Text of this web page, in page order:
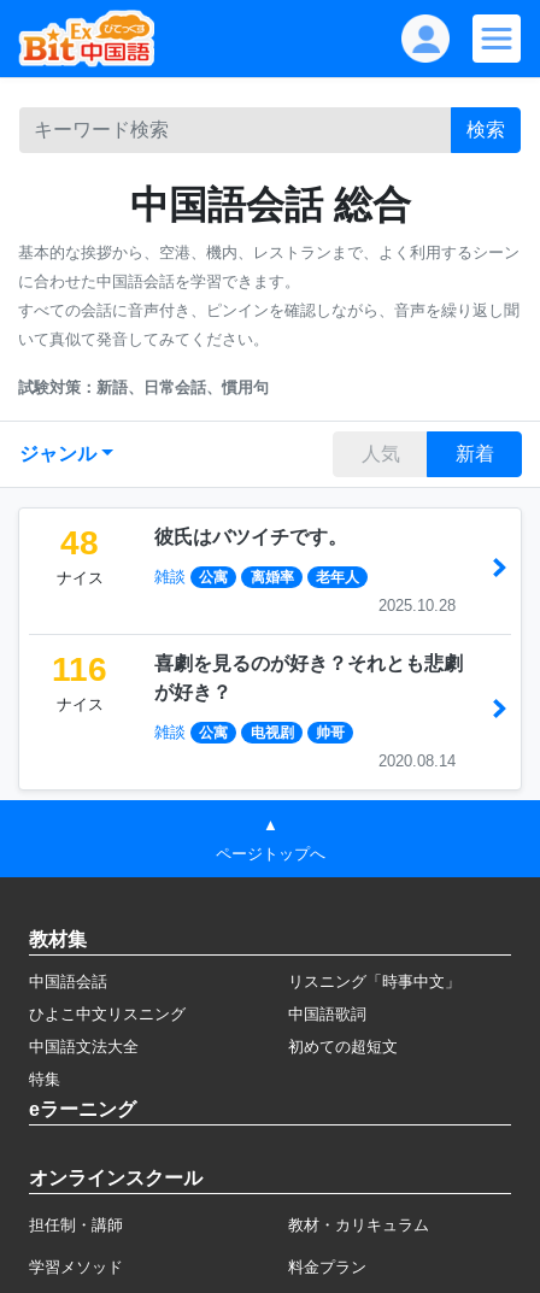
検索
中国語会話 総合
基本的な挨拶から、空港、機内、レストランまで、よく利用するシーン
に合わせた中国語会話を学習できます。
すべての会話に音声付き、ピンインを確認しながら、音声を繰り返し聞
いて真似て発音してみてください。
試験対策：新語、日常会話、慣用句
ジャンル 人気 新着
48
ナイス
彼氏はバツイチです。
雑談 公寓 离婚率 老年人
2025.10.28
116
ナイス
喜劇を見るのが好き？それとも悲劇
が好き？
雑談 公寓 电视剧 帅哥
2020.08.14
▲
ページトップへ
教材集
中国語会話
リスニング「時事中文」
ひよこ中文リスニング
中国語歌詞
中国語文法大全
初めての超短文
特集
eラーニング
オンラインスクール
担任制・講師 教材・カリキュラム
学習メソッド 料金プラン